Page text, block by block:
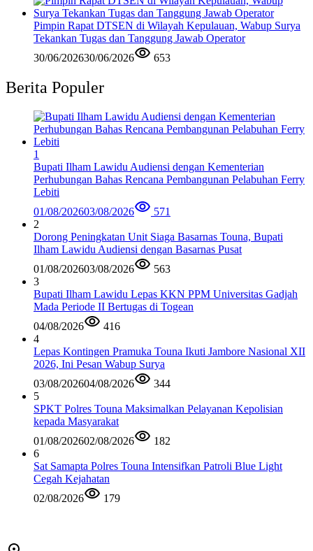
Pimpin Rapat DTSEN di Wilayah Kepulauan, Wabup Surya
Tekankan Tugas dan Tanggung Jawab Operator
30/06/202630/06/2026 653
Berita Populer
1
Bupati Ilham Lawidu Audiensi dengan Kementerian
Perhubungan Bahas Rencana Pembangunan Pelabuhan Ferry
Lebiti
01/08/202603/08/2026
571
2
Dorong Peningkatan Unit Siaga Basarnas Touna, Bupati
Ilham Lawidu Audiensi dengan Basarnas Pusat
01/08/202603/08/2026
563
3
Bupati Ilham Lawidu Lepas KKN PPM Universitas Gadjah
Mada Periode II Bertugas di Togean
04/08/2026
416
4
Lepas Kontingen Pramuka Touna Ikuti Jambore Nasional XII
2026, Ini Pesan Wabup Surya
03/08/202604/08/2026
344
5
SPKT Polres Touna Maksimalkan Pelayanan Kepolisian
kepada Masyarakat
01/08/202602/08/2026
182
6
Sat Samapta Polres Touna Intensifkan Patroli Blue Light
Cegah Kejahatan
02/08/2026
179